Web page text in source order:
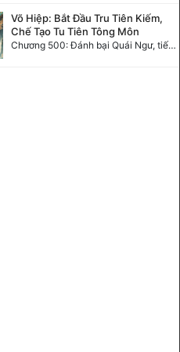
Võ Hiệp: Bắt Đầu Tru Tiên Kiếm,
Chế Tạo Tu Tiên Tông Môn
Chương 500: Đánh bại Quái Ngư, tiến nhập Hồng Thụ lâm